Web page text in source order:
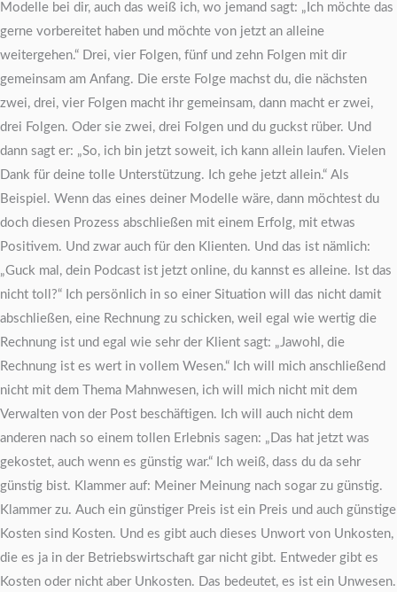
Modelle bei dir, auch das weiß ich, wo jemand sagt: „Ich möchte das
gerne vorbereitet haben und möchte von jetzt an alleine
weitergehen.“ Drei, vier Folgen, fünf und zehn Folgen mit dir
gemeinsam am Anfang. Die erste Folge machst du, die nächsten
zwei, drei, vier Folgen macht ihr gemeinsam, dann macht er zwei,
drei Folgen. Oder sie zwei, drei Folgen und du guckst rüber. Und
dann sagt er: „So, ich bin jetzt soweit, ich kann allein laufen. Vielen
Dank für deine tolle Unterstützung. Ich gehe jetzt allein.“ Als
Beispiel. Wenn das eines deiner Modelle wäre, dann möchtest du
doch diesen Prozess abschließen mit einem Erfolg, mit etwas
Positivem. Und zwar auch für den Klienten. Und das ist nämlich:
„Guck mal, dein Podcast ist jetzt online, du kannst es alleine. Ist das
nicht toll?“ Ich persönlich in so einer Situation will das nicht damit
abschließen, eine Rechnung zu schicken, weil egal wie wertig die
Rechnung ist und egal wie sehr der Klient sagt: „Jawohl, die
Rechnung ist es wert in vollem Wesen.“ Ich will mich anschließend
nicht mit dem Thema Mahnwesen, ich will mich nicht mit dem
Verwalten von der Post beschäftigen. Ich will auch nicht dem
anderen nach so einem tollen Erlebnis sagen: „Das hat jetzt was
gekostet, auch wenn es günstig war.“ Ich weiß, dass du da sehr
günstig bist. Klammer auf: Meiner Meinung nach sogar zu günstig.
Klammer zu. Auch ein günstiger Preis ist ein Preis und auch günstige
Kosten sind Kosten. Und es gibt auch dieses Unwort von Unkosten,
die es ja in der Betriebswirtschaft gar nicht gibt. Entweder gibt es
Kosten oder nicht aber Unkosten. Das bedeutet, es ist ein Unwesen.